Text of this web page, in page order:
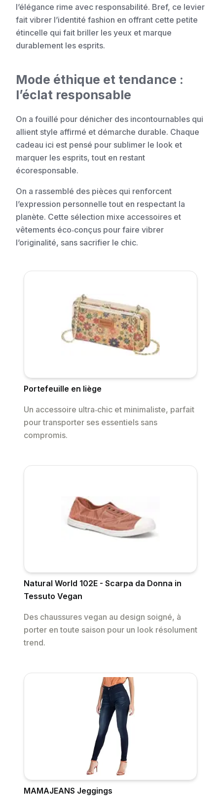
l’élégance rime avec responsabilité. Bref, ce levier
fait vibrer l’identité fashion en offrant cette petite
étincelle qui fait briller les yeux et marque
durablement les esprits.
Mode éthique et tendance :
l’éclat responsable
On a fouillé pour dénicher des incontournables qui
allient style affirmé et démarche durable. Chaque
cadeau ici est pensé pour sublimer le look et
marquer les esprits, tout en restant
écoresponsable.
On a rassemblé des pièces qui renforcent
l’expression personnelle tout en respectant la
planète. Cette sélection mixe accessoires et
vêtements éco‐conçus pour faire vibrer
l’originalité, sans sacrifier le chic.
Portefeuille en liège
Un accessoire ultra‐chic et minimaliste, parfait
pour transporter ses essentiels sans
compromis.
Natural World 102E - Scarpa da Donna in
Tessuto Vegan
Des chaussures vegan au design soigné, à
porter en toute saison pour un look résolument
trend.
MAMAJEANS Jeggings